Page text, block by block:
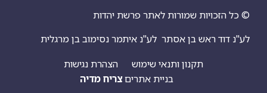
שמורות לאתר פרשת יהדות
ראש בן אסתר לע"נ איתמר נסימוב בן מרגלית
תקנון ותנאי שימוש
הצהרת נגישות
בניית אתריםצריח מדיה